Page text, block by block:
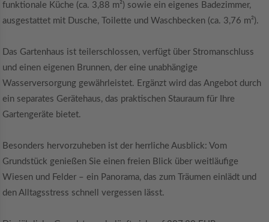
funktionale Küche (ca. 3,88 m²) sowie ein eigenes Badezimmer,
ausgestattet mit Dusche, Toilette und Waschbecken (ca. 3,76 m²).
Das Gartenhaus ist teilerschlossen, verfügt über Stromanschluss
und einen eigenen Brunnen, der eine unabhängige
Wasserversorgung gewährleistet. Ergänzt wird das Angebot durch
ein separates Gerätehaus, das praktischen Stauraum für Ihre
Gartengeräte bietet.
Besonders hervorzuheben ist der herrliche Ausblick: Vom
Grundstück genießen Sie einen freien Blick über weitläufige
Wiesen und Felder – ein Panorama, das zum Träumen einlädt und
den Alltagsstress schnell vergessen lässt.